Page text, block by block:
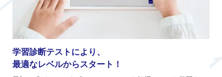
学習診断テストにより、
最適なレベルからスタート！